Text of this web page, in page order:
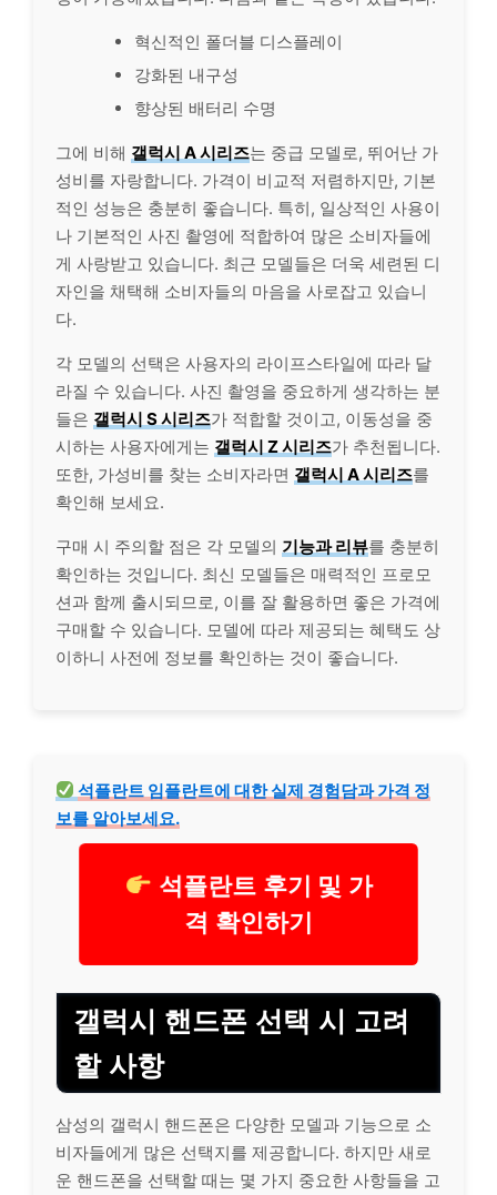
혁신적인 폴더블 디스플레이
강화된 내구성
향상된 배터리 수명
그에 비해 갤럭시 A 시리즈는 중급 모델로, 뛰어난 가
성비를 자랑합니다. 가격이 비교적 저렴하지만, 기본
적인 성능은 충분히 좋습니다. 특히, 일상적인 사용이
나 기본적인 사진 촬영에 적합하여 많은 소비자들에
게 사랑받고 있습니다. 최근 모델들은 더욱 세련된 디
자인을 채택해 소비자들의 마음을 사로잡고 있습니
다.
각 모델의 선택은 사용자의 라이프스타일에 따라 달
라질 수 있습니다. 사진 촬영을 중요하게 생각하는 분
들은 갤럭시 S 시리즈가 적합할 것이고, 이동성을 중
시하는 사용자에게는 갤럭시 Z 시리즈가 추천됩니다.
또한, 가성비를 찾는 소비자라면 갤럭시 A 시리즈를
확인해 보세요.
구매 시 주의할 점은 각 모델의 기능과 리뷰를 충분히
확인하는 것입니다. 최신 모델들은 매력적인 프로모
션과 함께 출시되므로, 이를 잘 활용하면 좋은 가격에
구매할 수 있습니다. 모델에 따라 제공되는 혜택도 상
이하니 사전에 정보를 확인하는 것이 좋습니다.
석플란트 임플란트에 대한 실제 경험담과 가격 정
보를 알아보세요.
석플란트 후기 및 가
격 확인하기
갤럭시 핸드폰 선택 시 고려
할 사항
삼성의 갤럭시 핸드폰은 다양한 모델과 기능으로 소
비자들에게 많은 선택지를 제공합니다. 하지만 새로
운 핸드폰을 선택할 때는 몇 가지 중요한 사항들을 고